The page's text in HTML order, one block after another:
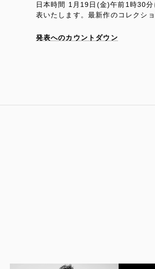
日本時間 1月19日(金)午前1時30
表いたします。最新作のコレクシ
発表へのカウントダウン